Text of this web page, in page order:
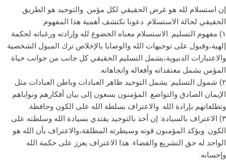
إن استسلام لله هو غرض الحقيقي لكل مؤمن. والتوحيد هو الطريق
الحقيقي لحالة الاستسلام. دعونا نكتشف أهمية هذا المفهوم:
١) مفهوم التسليم: الاستسلام معناه الخضوع لله وإرادته ورغباته لحكمة
إلهية،وقبول على توجيهات الله والوصايا بالإخلاص ترك الميول الشخصية
والاعتبارات الدنيوية،يشمل التسليم الحقيقي كل جانب من جوانب حياة
المؤمن يشمل معتقداته وأفعاله واتجاهاته.
٢) شمول التسليم: يشمل التوحيد ظاهر العبادات وباطن العبادات مثل
الإيمان الصادق والتواضع. المؤمنون يسعون إلى بيان أفكارهم ونواياهم
وتطلعاتهم بإرادة الله. والاعتراف بسلطة الله على الكون وحافظة.
٣) الاعتراف بالسيادة: إن أخذ بالتوحيد يقتدي بسيادة الله وسلطته على
الكون. ويؤكد المؤمنون قوته وسيطرته المطلقة،والاعتراف بأن الله هو
الواحد له حق التشريع والقضاء. هذا الاعتراف يعزز على حكمة الله
وإحسانه.